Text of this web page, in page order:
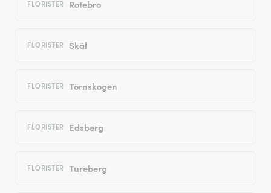
FLORISTER Rotebro
FLORISTER Skäl
FLORISTER Törnskogen
FLORISTER Edsberg
FLORISTER Tureberg